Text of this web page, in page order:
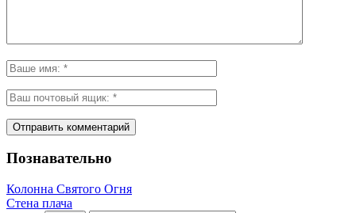
Познавательно
Колонна Святого Огня
Стена плача